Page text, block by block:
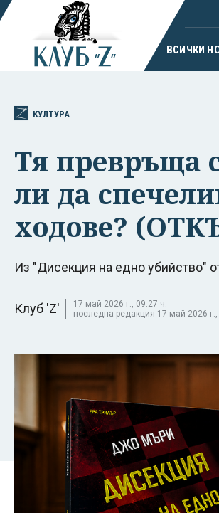
ВСИЧКИ
КУЛТУРА
Тя превръща
ли да
ходове?
Из "Дисекция на едно убийство"
Клуб 'Z'
17 май 2026 г., 09:27 ч.
последна редакция 17 май 2026 г.,